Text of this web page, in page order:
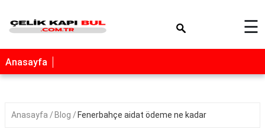
☰
Anasayfa
Anasayfa Blog Fenerbahçe aidat ödeme ne kadar